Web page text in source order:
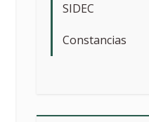
SIDEC
Constancias